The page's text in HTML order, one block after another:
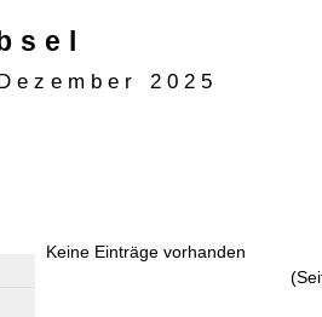
2025
Keine Einträge vorhanden